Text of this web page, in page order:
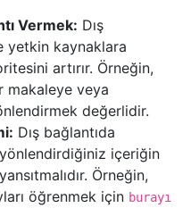
Vermek: Dış
yetkin kaynaklara
artırır. Örneğin,
makaleye veya
değerlidir.
Dış bağlantıda
içeriğin
Örneğin,
öğrenmek için burayı